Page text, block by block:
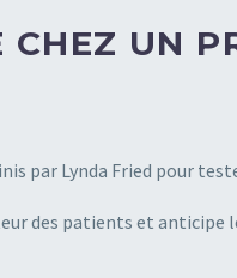
UN
par Lynda Fried pour
des patients et anticipe